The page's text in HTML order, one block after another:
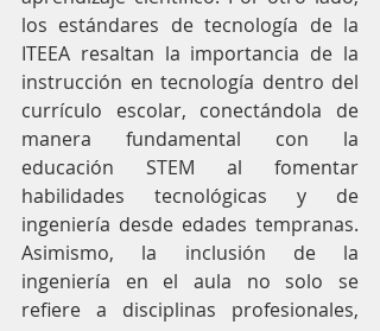
los estándares de tecnología de la
ITEEA resaltan la importancia de la
instrucción en tecnología dentro del
currículo escolar, conectándola de
manera fundamental con la
educación STEM al fomentar
habilidades tecnológicas y de
ingeniería desde edades tempranas.
Asimismo, la inclusión de la
ingeniería en el aula no solo se
refiere a disciplinas profesionales,